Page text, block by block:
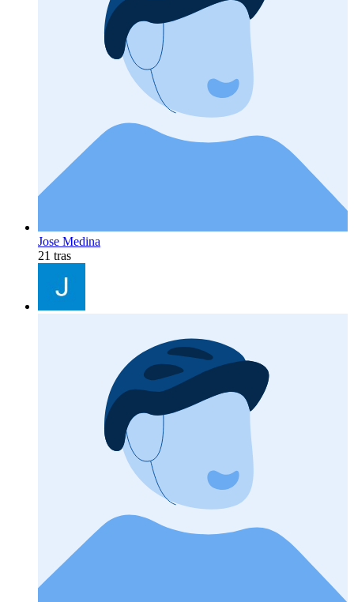
Jose Medina
21 tras